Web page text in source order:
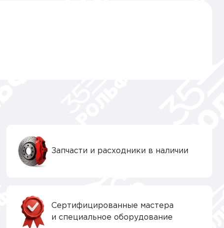
Запчасти и расходники в наличии
Сертифицированные мастера
и специальное оборудование